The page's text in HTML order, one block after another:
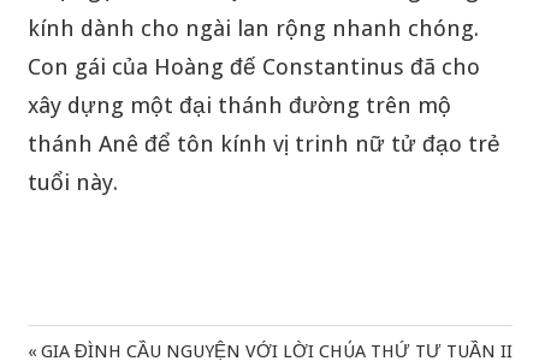
kính dành cho ngài lan rộng nhanh chóng.
Con gái của Hoàng đế Constantinus đã cho
xây dựng một đại thánh đường trên mộ
thánh Anê để tôn kính vị trinh nữ tử đạo trẻ
tuổi này.
Previous
GIA ĐÌNH CẦU NGUYỆN VỚI LỜI CHÚA THỨ TƯ TUẦN II